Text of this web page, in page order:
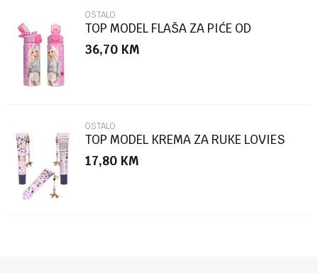
POŠALJI
OSTALO
TOP MODEL FLAŠA ZA PIĆE OD
NEHRĐAJUĆEG ČELIKA PIN IT
36,70 KM
OSTALO
TOP MODEL KREMA ZA RUKE LOVIES
17,80 KM